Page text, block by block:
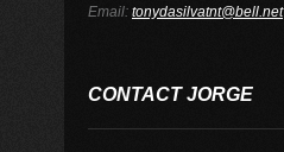
Email: tonydasilvatnt@bell.net
CONTACT JORGE